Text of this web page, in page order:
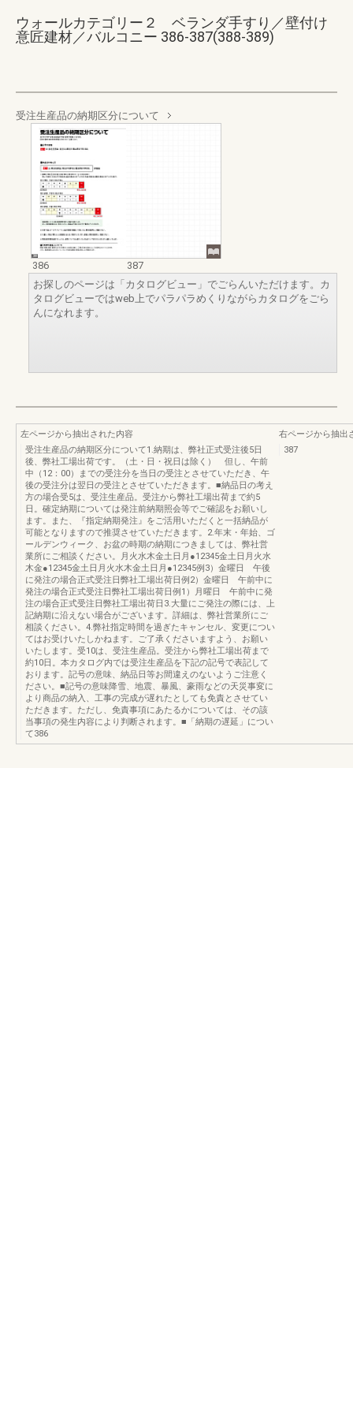
ウォールカテゴリー２ ベランダ手すり／壁付け
意匠建材／バルコニー 386-387(388-389)
受注生産品の納期区分について
386
387
お探しのページは「カタログビュー」でごらんいただけます。カ
タログビューではweb上でパラパラめくりながらカタログをごら
んになれます。
左ページから抽出された内容
受注生産品の納期区分について1.納期は、弊社正式受注後5日
後、弊社工場出荷です。（土・日・祝日は除く） 但し、午前
中（12：00）までの受注分を当日の受注とさせていただき、午
後の受注分は翌日の受注とさせていただきます。■納品日の考え
方の場合受5は、受注生産品。受注から弊社工場出荷まで約5
日。確定納期については発注前納期照会等でご確認をお願いし
ます。また、『指定納期発注』をご活用いただくと一括納品が
可能となりますので推奨させていただきます。2.年末・年始、ゴ
ールデンウィーク、お盆の時期の納期につきましては、弊社営
業所にご相談ください。月火水木金土日月●12345金土日月火水
木金●12345金土日月火水木金土日月●12345例3）金曜日 午後
に発注の場合正式受注日弊社工場出荷日例2）金曜日 午前中に
発注の場合正式受注日弊社工場出荷日例1）月曜日 午前中に発
注の場合正式受注日弊社工場出荷日3.大量にご発注の際には、上
記納期に沿えない場合がございます。詳細は、弊社営業所にご
相談ください。4.弊社指定時間を過ぎたキャンセル、変更につい
てはお受けいたしかねます。ご了承くださいますよう、お願い
いたします。受10は、受注生産品。受注から弊社工場出荷まで
約10日。本カタログ内では受注生産品を下記の記号で表記して
おります。記号の意味、納品日等お間違えのないようご注意く
ださい。■記号の意味降雪、地震、暴風、豪雨などの天災事変に
より商品の納入、工事の完成が遅れたとしても免責とさせてい
ただきます。ただし、免責事項にあたるかについては、その該
当事項の発生内容により判断されます。■「納期の遅延」につい
て386
右ページから抽出
387